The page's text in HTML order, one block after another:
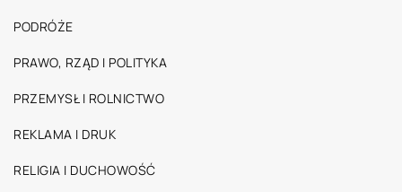
PODRÓŻE
PRAWO, RZĄD I POLITYKA
PRZEMYSŁ I ROLNICTWO
REKLAMA I DRUK
RELIGIA I DUCHOWOŚĆ